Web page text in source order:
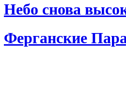
Небо снова
Ферганские